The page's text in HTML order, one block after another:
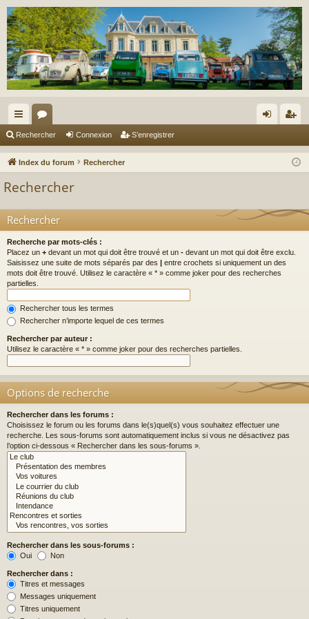
cc
ès
de
or
u ne nr
re
Rechercher Connexion S’enregistrer
Index du forum Rechercher
Rechercher
Rechercher
Recherche par mots-clés :
Placez un + devant un mot qui doit être trouvé et un - devant un mot qui doit être exclu.
Saisissez une suite de mots séparés par des | entre crochets si uniquement un des
mots doit être trouvé. Utilisez le caractère « * » comme joker pour des recherches
partielles.
Rechercher tous les termes
Rechercher n’importe lequel de ces termes
Rechercher par auteur :
Utilisez le caractère « * » comme joker pour des recherches partielles.
Options de recherche
Rechercher dans les forums :
Choisissez le forum ou les forums dans le(s)quel(s) vous souhaitez effectuer une
recherche. Les sous-forums sont automatiquement inclus si vous ne désactivez pas
l’option ci-dessous « Rechercher dans les sous-forums ».
Rechercher dans les sous-forums :
Oui
Non
Rechercher dans :
Titres et messages
Messages uniquement
Titres uniquement